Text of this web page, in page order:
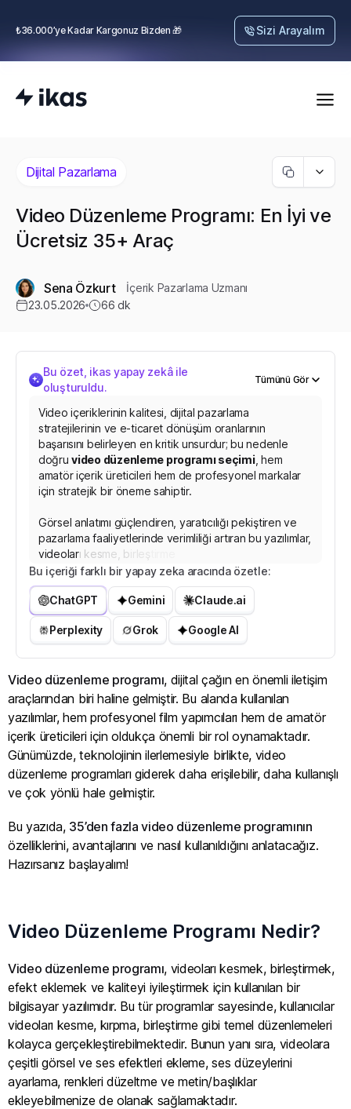
₺36.000’ye Kadar Kargonuz Bizden 🎁 Sizi Arayalım
Dijital Pazarlama
Video Düzenleme Programı: En İyi ve
Ücretsiz 35+ Araç
Sena Özkurt
İçerik Pazarlama Uzmanı
23.05.2026
66 dk
Bu özet, ikas yapay zekâ ile
oluşturuldu.
Tümünü Gör
Video içeriklerinin kalitesi, dijital pazarlama
stratejilerinin ve e-ticaret dönüşüm oranlarının
başarısını belirleyen en kritik unsurdur; bu nedenle
doğruvideo düzenleme programı seçimi, hem
amatör içerik üreticileri hem de profesyonel markalar
için stratejik bir öneme sahiptir.
Görsel anlatımı güçlendiren, yaratıcılığı pekiştiren ve
pazarlama faaliyetlerinde verimliliği artıran bu yazılımlar,
videoları kesme, birleştirme, renk düzeltme ve görsel
efekt ekleme gibi temel ve ileri düzey işlevleri
kusursuzca yerine getirir.
Piyasada her bütçeye ve yetenek sevi
Bu içeriği farklı bir yapay zeka aracında özetle:
ChatGPT Gemini Claude.ai
Perplexity Grok Google AI
Video düzenleme programı, dijital çağın en önemli iletişim
araçlarından biri haline gelmiştir. Bu alanda kullanılan
yazılımlar, hem profesyonel film yapımcıları hem de amatör
içerik üreticileri için oldukça önemli bir rol oynamaktadır.
Günümüzde, teknolojinin ilerlemesiyle birlikte, video
düzenleme programları giderek daha erişilebilir, daha kullanışlı
ve çok yönlü hale gelmiştir.
Bu yazıda, 35’den fazla video düzenleme programının
özelliklerini, avantajlarını ve nasıl kullanıldığını anlatacağız.
Hazırsanız başlayalım!
Video Düzenleme Programı Nedir?
Video düzenleme programı, videoları kesmek, birleştirmek,
efekt eklemek ve kaliteyi iyileştirmek için kullanılan bir
bilgisayar yazılımıdır. Bu tür programlar sayesinde, kullanıcılar
videoları kesme, kırpma, birleştirme gibi temel düzenlemeleri
kolayca gerçekleştirebilmektedir. Bunun yanı sıra, videolara
çeşitli görsel ve ses efektleri ekleme, ses düzeylerini
ayarlama, renkleri düzeltme ve metin/başlıklar
ekleyebilmenize de olanak sağlamaktadır.